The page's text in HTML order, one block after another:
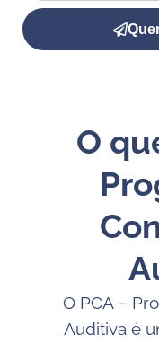
O
O PCA –
Auditiva é